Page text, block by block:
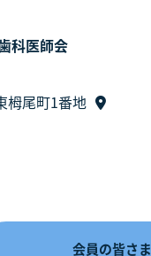
科医師会
栂尾町1番地
会員の皆さま